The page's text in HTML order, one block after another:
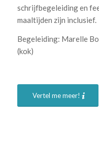
schrijfbegeleiding en
maaltijden zijn inclusief.
Begeleiding: Marelle
(kok)
Vertel me meer!